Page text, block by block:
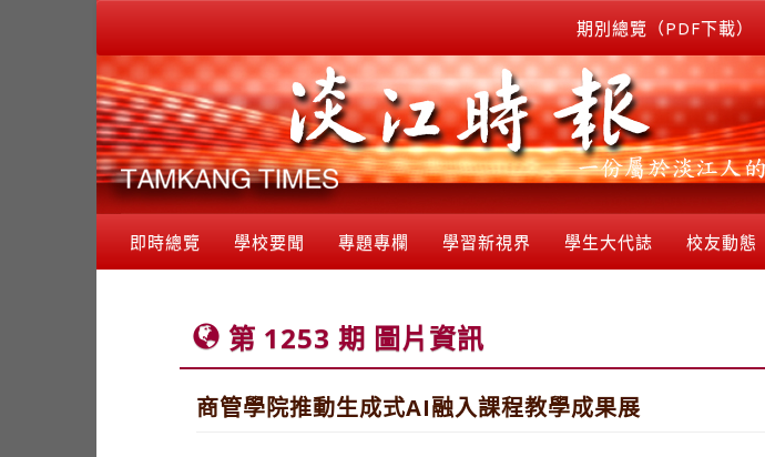
期別總覽（PDF下載）
即時總覽 學校要聞 專題專欄 學習新視界 學生大代誌 校友動態
第 1253 期 圖片資訊
商管學院推動生成式AI融入課程教學成果展